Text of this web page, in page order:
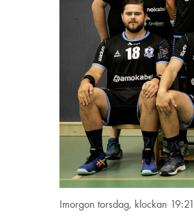
Imorgon torsdag, klockan